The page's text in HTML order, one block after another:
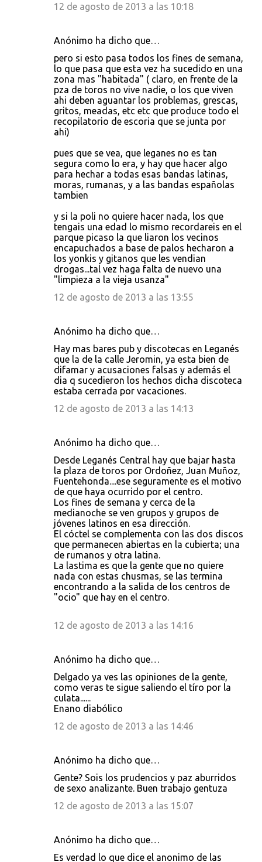
12 de agosto de 2013 a las 10:18
Anónimo ha dicho que…
pero si esto pasa todos los fines de semana,
lo que pasa que esta vez ha sucedido en una
zona mas "habitada" ( claro, en frente de la
pza de toros no vive nadie, o los que viven
ahi deben aguantar los problemas, grescas,
gritos, meadas, etc etc que produce todo el
recopilatorio de escoria que se junta por
ahi)
pues que se vea, que leganes no es tan
segura como lo era, y hay que hacer algo
para hechar a todas esas bandas latinas,
moras, rumanas, y a las bandas españolas
tambien
y si la poli no quiere hacer nada, los que
tengais una edad lo mismo recordareis en el
parque picaso la que liaron los vecinos
encapuchados a base de palos hecharon a
los yonkis y gitanos que les vendian
drogas...tal vez haga falta de nuevo una
"limpieza a la vieja usanza"
12 de agosto de 2013 a las 13:55
Anónimo ha dicho que…
Hay mas bares pub y discotecas en Leganés
que la de la calle Jeromin, ya esta bien de
difamar y acusaciones falsas y además el
dia q sucedieron los hechos dicha discoteca
estaba cerrada por vacaciones.
12 de agosto de 2013 a las 14:13
Anónimo ha dicho que…
Desde Leganés Central hay que bajar hasta
la plaza de toros por Ordoñez, Juan Muñoz,
Fuentehonda....ese seguramente es el motivo
de que haya ocurrido por el centro.
Los fines de semana y cerca de la
medianoche se ven grupos y grupos de
jóvenes latinos en esa dirección.
El cóctel se complementa con las dos discos
que permanecen abiertas en la cubierta; una
de rumanos y otra latina.
La lastima es que la gente que no quiere
nada con estas chusmas, se las termina
encontrando a la salida de los centros de
"ocio" que hay en el centro.
12 de agosto de 2013 a las 14:16
Anónimo ha dicho que…
Delgado ya ves las opiniones de la gente,
como veras te sigue saliendo el tíro por la
culata......
Enano diabólico
12 de agosto de 2013 a las 14:46
Anónimo ha dicho que…
Gente? Sois los prudencios y paz aburridos
de sexo analizante. Buen trabajo gentuza
12 de agosto de 2013 a las 15:07
Anónimo ha dicho que…
Es verdad lo que dice el anonimo de las